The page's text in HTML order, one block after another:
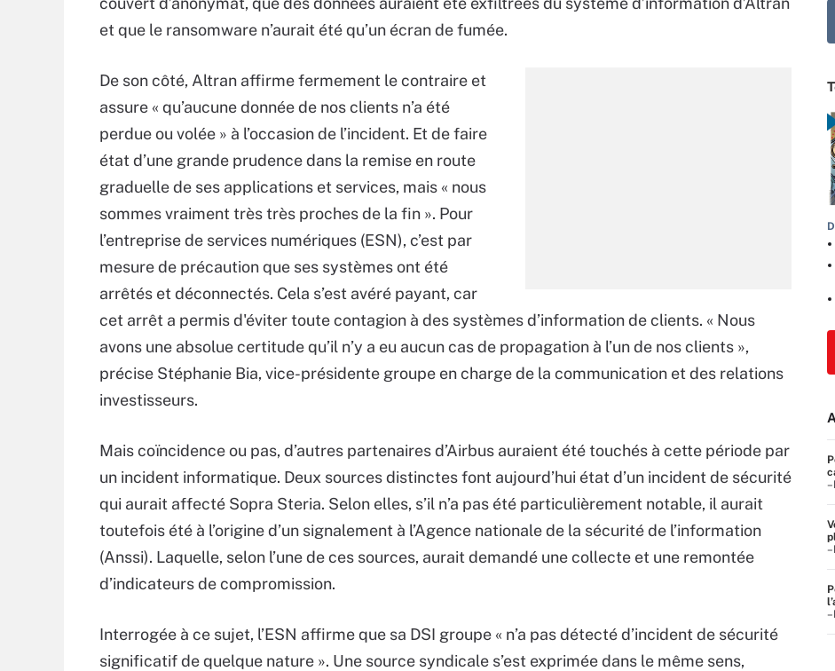
et que le ransomware n’aurait été qu’un écran de fumée.
De son côté, Altran affirme fermement le contraire et
assure « qu’aucune donnée de nos clients n’a été
perdue ou volée » à l’occasion de l’incident. Et de faire
état d’une grande prudence dans la remise en route
graduelle de ses applications et services, mais « nous
sommes vraiment très très proches de la fin ». Pour
l’entreprise de services numériques (ESN), c’est par
mesure de précaution que ses systèmes ont été
arrêtés et déconnectés. Cela s’est avéré payant, car
cet arrêt a permis d'éviter toute contagion à des systèmes d’information de clients. « Nous
avons une absolue certitude qu’il n’y a eu aucun cas de propagation à l’un de nos clients »,
précise Stéphanie Bia, vice-présidente groupe en charge de la communication et des relations
investisseurs.
Mais coïncidence ou pas, d’autres partenaires d’Airbus auraient été touchés à cette période par
un incident informatique. Deux sources distinctes font aujourd’hui état d’un incident de sécurité
qui aurait affecté Sopra Steria. Selon elles, s’il n’a pas été particulièrement notable, il aurait
toutefois été à l’origine d’un signalement à l’Agence nationale de la sécurité de l’information
(Anssi). Laquelle, selon l’une de ces sources, aurait demandé une collecte et une remontée
d’indicateurs de compromission.
Interrogée à ce sujet, l’ESN affirme que sa DSI groupe « n’a pas détecté d’incident de sécurité
significatif de quelque nature ». Une source syndicale s’est exprimée dans le même sens,